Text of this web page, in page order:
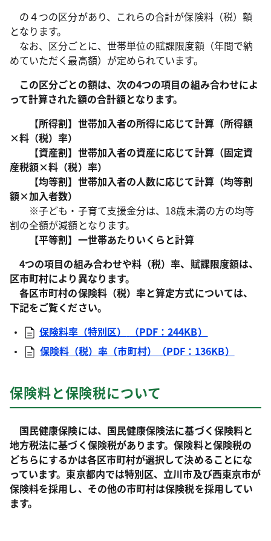
の４つの区分があり、これらの合計が保険料（税）額
となります。
なお、区分ごとに、世帯単位の賦課限度額（年間で納
めていただく最高額）が定められています。
この区分ごとの額は、次の4つの項目の組み合わせによ
って計算された額の合計額となります。
【所得割】世帯加入者の所得に応じて計算（所得額
×料（税）率）
【資産割】世帯加入者の資産に応じて計算（固定資
産税額×料（税）率）
【均等割】世帯加入者の人数に応じて計算（均等割
額×加入者数）
※子ども・子育て支援金分は、18歳未満の方の均等
割の全額が減額となります。
【平等割】一世帯あたりいくらと計算
4つの項目の組み合わせや料（税）率、賦課限度額は、
区市町村により異なります。
各区市町村の保険料（税）率と算定方式については、
下記をご覧ください。
保険料率（特別区）
（PDF：244KB）
保険料（税）率（市町村）（PDF：136KB）
保険料と保険税について
国民健康保険には、国民健康保険法に基づく保険料と
地方税法に基づく保険税があります。保険料と保険税の
どちらにするかは各区市町村が選択して決めることにな
っています。東京都内では特別区、立川市及び西東京市が
保険料を採用し、その他の市町村は保険税を採用してい
ます。